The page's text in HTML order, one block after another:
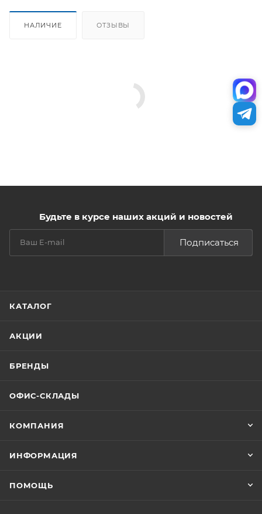
НАЛИЧИЕ ОТЗЫВЫ
Будьте в курсе наших акций и новостей
Подписаться
КАТАЛОГ
АКЦИИ
БРЕНДЫ
ОФИС-СКЛАДЫ
КОМПАНИЯ
ИНФОРМАЦИЯ
ПОМОЩЬ